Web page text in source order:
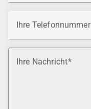
Ihre Telefonnummer
Ihre Nachricht